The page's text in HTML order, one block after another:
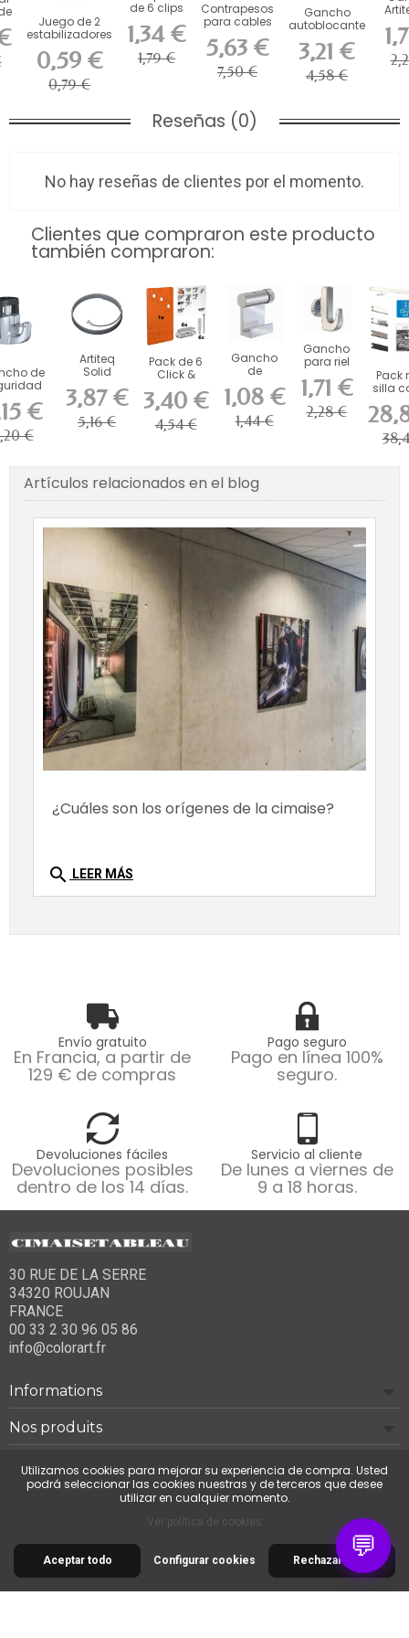
Juego de 2
estabilizadores
de espuma...
0,59 €
0,79 €
de 6 clips
de fijación
Click &...
1,34 €
1,79 €
Contrapesos
para cables
y alambres
mm
5,63 €
7,50 €
Gancho
autoblocante
Artiteq Micro
Grip de...
3,21 €
4,58 €
kg
Reseñas (0)
No hay reseñas de clientes por el momento.
Clientes que compraron este producto
también compraron:
de
€
€
Artiteq
Solid
cable de
acero de
2...
3,87 €
5,16 €
Pack de 6
Click &
para Mini
Click...
3,40 €
4,54 €
Gancho
de
Artiteq de
10 kg
para...
1,08 €
1,44 €
Gancho
para riel
cuadros
Artiteq
de...
1,71 €
2,28 €
Pack
silla
Artículos relacionados en el blog
¿Cuáles son los orígenes de la cimaise?
search LEER MÁS
Envío gratuito
En Francia, a partir de
129 € de compras
Pago seguro
Pago en línea 100%
seguro.
Devoluciones fáciles
Devoluciones posibles
dentro de los 14 días.
Servicio al cliente
De lunes a viernes de
9 a 18 horas.
30 RUE DE LA SERRE
34320 ROUJAN
FRANCE
00 33 2 30 96 05 86
info@colorart.fr
Informations
Nos produits
Notre société
💬
© 2026 Cimaise Tableau. Tous droits réservés.
Utilizamos cookies para mejorar su experiencia de compra. Usted
podrá seleccionar las cookies nuestras y de terceros que desee
utilizar en cualquier momento.
Ver política de cookies
Aceptar todo Rechazar todo
Configurar cookies